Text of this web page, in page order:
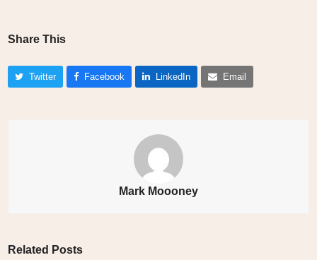
Share This
Twitter Facebook LinkedIn Email
Mark Moooney
Related Posts